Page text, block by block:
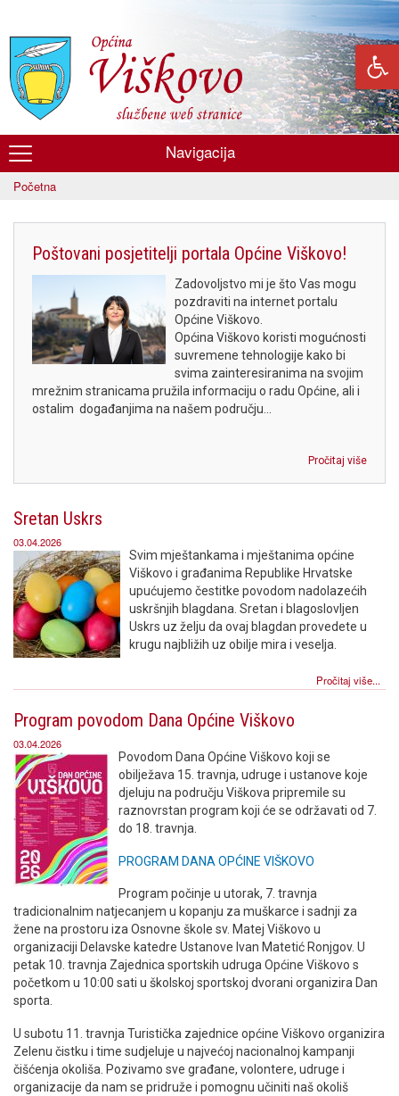
glavni
sadržaj
Općina
Viškovo
Navigacija
Početna
Poštovani posjetitelji portala Općine Viškovo!
Zadovoljstvo mi je što Vas mogu
pozdraviti na internet portalu
Općine Viškovo.
Općina Viškovo koristi mogućnosti
suvremene tehnologije kako bi
svima zainteresiranima na svojim
mrežnim stranicama pružila informaciju o radu Općine, ali i
ostalim događanjima na našem području...
Pročitaj više
Sretan Uskrs
03.04.2026
Svim mještankama i mještanima općine
Viškovo i građanima Republike Hrvatske
upućujemo čestitke povodom nadolazećih
uskršnjih blagdana. Sretan i blagoslovljen
Uskrs uz želju da ovaj blagdan provedete u
krugu najbližih uz obilje mira i veselja.
Pročitaj više...
Program povodom Dana Općine Viškovo
03.04.2026
Povodom Dana Općine Viškovo koji se
obilježava 15. travnja, udruge i ustanove koje
djeluju na području Viškova pripremile su
raznovrstan program koji će se održavati od 7.
do 18. travnja.
PROGRAM DANA OPĆINE VIŠKOVO
Program počinje u utorak, 7. travnja
tradicionalnim natjecanjem u kopanju za muškarce i sadnji za
žene na prostoru iza Osnovne škole sv. Matej Viškovo u
organizaciji Delavske katedre Ustanove Ivan Matetić Ronjgov. U
petak 10. travnja Zajednica sportskih udruga Općine Viškovo s
početkom u 10:00 sati u školskoj sportskoj dvorani organizira Dan
sporta.
U subotu 11. travnja Turistička zajednice općine Viškovo organizira
Zelenu čistku i time sudjeluje u najvećoj nacionalnoj kampanji
čišćenja okoliša. Pozivamo sve građane, volontere, udruge i
organizacije da nam se pridruže i pomognu učiniti naš okoliš